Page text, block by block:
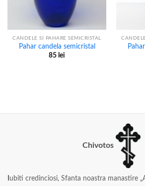
CANDELE SI PAHARE SEMICRISTAL
Pahar candela semicristal
85 lei
Chivotos
ubiti credinciosi, Sfanta noastra manastire